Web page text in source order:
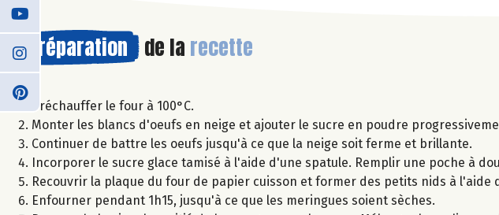
Préparation de la recette
Préchauffer le four à 100°C.
Monter les blancs d'oeufs en neige et ajouter le sucre en poudre
Continuer de battre les oeufs jusqu'à ce que la neige soit ferme et brillante.
Incorporer le sucre glace tamisé à l'aide d'une spatule. Remplir une poche à
Recouvrir la plaque du four de papier cuisson et former des petits nids à l'aide
Enfourner pendant 1h15, jusqu'à ce que les meringues soient sèches.